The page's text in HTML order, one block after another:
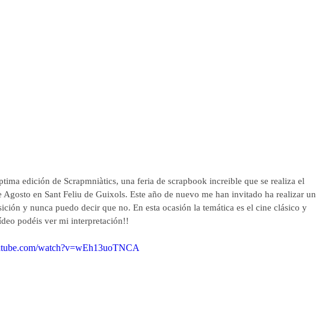
edición de Scrapmniàtics, una feria de scrapbook increible que se realiza el
Agosto en Sant Feliu de Guixols. Este año de nuevo me han invitado ha realizar un
y nunca puedo decir que no. En esta ocasión la temática es el cine clásico y
podéis ver mi interpretación!!
watch?v=wEh13uoTNCA